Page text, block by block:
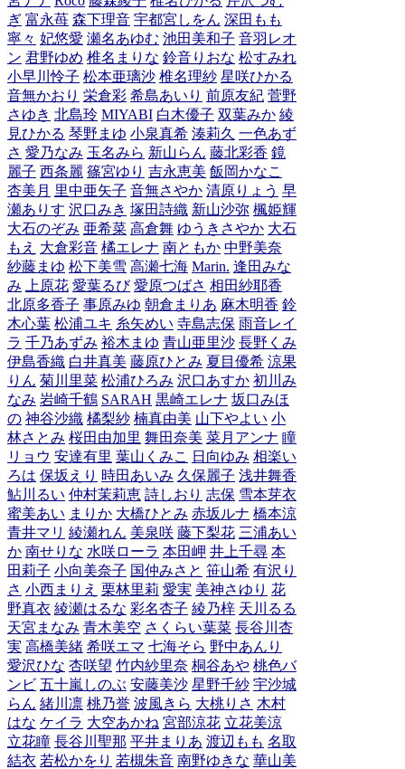
ぎ 富永苺 森下理音 宇都宮しをん 深田もも
寧々 妃悠愛 瀬名あゆむ 池田美和子 音羽レオ
ン 君野ゆめ 椎名まりな 鈴音りおな 松すみれ
小早川怜子 松本亜璃沙 椎名理紗 星咲ひかる
音無かおり 栄倉彩 希島あいり 前原友紀 菅野
さゆき 北島玲 MIYABI 白木優子 双葉みか 綾
見ひかる 琴野まゆ 小泉真希 湊莉久 一色あず
さ 愛乃なみ 玉名みら 新山らん 藤北彩香 鏡
麗子 西条麗 篠宮ゆり 吉永恵美 飯岡かなこ
杏美月 里中亜矢子 音無さやか 清原りょう 早
瀬ありす 沢口みき 塚田詩織 新山沙弥 楓姫輝
大石のぞみ 亜希菜 高倉舞 ゆうきさやか 大石
もえ 大倉彩音 橘エレナ 南ともか 中野美奈
紗藤まゆ 松下美雪 高瀬七海 Marin. 逢田みな
み
上原花 愛葉るび 愛原つばさ 相田紗耶香
北原多香子 事原みゆ 朝倉まりあ 麻木明香 鈴
木心葉 松浦ユキ 糸矢めい 寺島志保 雨音レイ
ラ 千乃あずみ 裕木まゆ 青山亜里沙 長野くみ
伊島香織 白井真美 藤原ひとみ 夏目優希 涼果
りん 菊川里菜 松浦ひろみ 沢口あすか 初川み
なみ 岩崎千鶴 SARAH 黒崎エレナ 坂口みほ
の 神谷沙織 橘梨紗 楠真由美 山下やよい 小
林さとみ 桜田由加里 舞田奈美 菜月アンナ 瞳
リョウ 安達有里 葉山くみこ 日向ゆみ 相楽い
ろは 保坂えり 時田あいみ 久保麗子 浅井舞香
鮎川るい 仲村茉莉恵 詩しおり 志保 雪本芽衣
蜜美あい まりか 大橋ひとみ 赤坂ルナ 橋本涼
青井マリ 綾瀬れん 美泉咲 藤下梨花 三浦あい
か 南せりな 水咲ローラ 本田岬 井上千尋 本
田莉子 小向美奈子 国仲みさと 笹山希 有沢り
さ 小西まりえ 栗林里莉 愛実 美神さゆり 花
野真衣 綾瀬はるな 彩名杏子 綾乃梓 天川るる
天宮まなみ 青木美空 さくらい葉菜 長谷川杏
実 高橋美緒 希咲エマ 七海そら 野中あんり
愛沢ひな 杏咲望 竹内紗里奈 桐谷あや 桃色バ
ンビ 五十嵐しのぶ 安藤美沙 星野千紗 宇沙城
らん 緒川凛 桃乃誉 波風きら 大桃りさ 木村
はな ケイラ 大空あかね 宮部涼花 立花美涼
立花瞳 長谷川聖那 平井まりあ 渡辺もも 名取
結衣 若松かをり 若槻朱音 南野ゆきな 華山美